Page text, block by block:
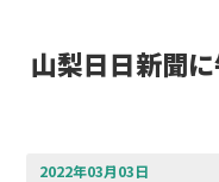
山梨日日新聞
2022年03月03日